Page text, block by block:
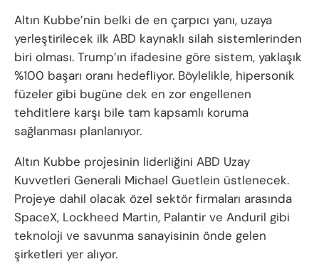
Altın Kubbe’nin belki de en çarpıcı yanı, uzaya
yerleştirilecek ilk ABD kaynaklı silah sistemlerinden
biri olması. Trump’ın ifadesine göre sistem, yaklaşık
%100 başarı oranı hedefliyor. Böylelikle, hipersonik
füzeler gibi bugüne dek en zor engellenen
tehditlere karşı bile tam kapsamlı koruma
sağlanması planlanıyor.
Altın Kubbe projesinin liderliğini ABD Uzay
Kuvvetleri Generali Michael Guetlein üstlenecek.
Projeye dahil olacak özel sektör firmaları arasında
SpaceX, Lockheed Martin, Palantir ve Anduril gibi
teknoloji ve savunma sanayisinin önde gelen
şirketleri yer alıyor.